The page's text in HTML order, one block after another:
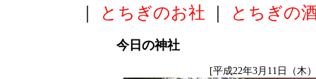
とちぎのお社 とちぎの
今日の神社
[平成22年3月11日（木